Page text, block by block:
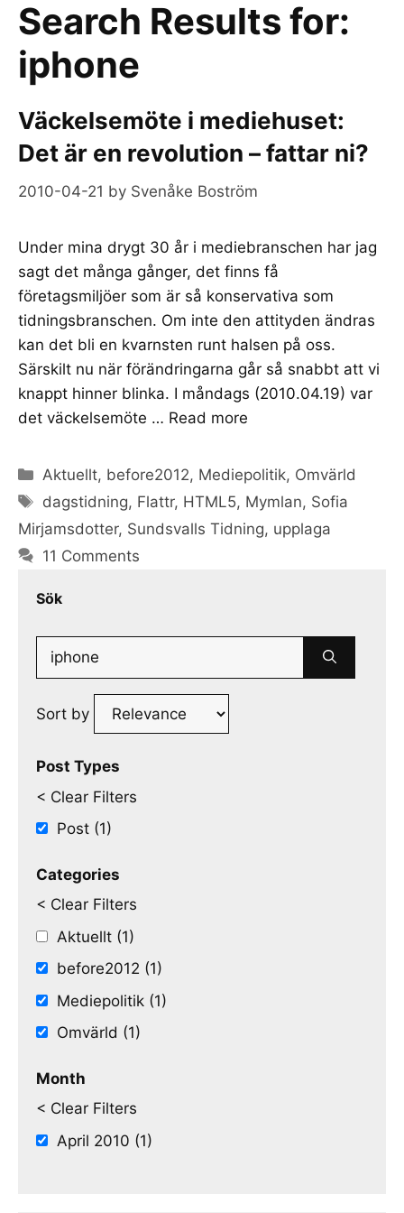
Search Results for:
iphone
Väckelsemöte i mediehuset:
Det är en revolution – fattar ni?
2010-04-21 by Svenåke Boström
Under mina drygt 30 år i mediebranschen har jag
sagt det många gånger, det finns få
företagsmiljöer som är så konservativa som
tidningsbranschen. Om inte den attityden ändras
kan det bli en kvarnsten runt halsen på oss.
Särskilt nu när förändringarna går så snabbt att vi
knappt hinner blinka. I måndags (2010.04.19) var
det väckelsemöte … Read more
Categories
Aktuellt, before2012, Mediepolitik, Omvärld
Tags
dagstidning, Flattr, HTML5, Mymlan, Sofia
Mirjamsdotter, Sundsvalls Tidning, upplaga
11 Comments
Sök
Search
for:
Sort by
Post Types
< Clear Filters
Post (1)
Categories
< Clear Filters
Aktuellt (1)
before2012 (1)
Mediepolitik (1)
Omvärld (1)
Month
< Clear Filters
April 2010 (1)